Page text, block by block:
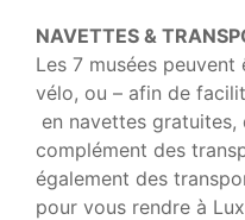
NAVETTES &
Les 7 musées
vélo, ou – afin de
en navettes
complément des
également des
pour vous rendre à